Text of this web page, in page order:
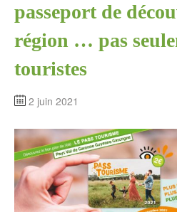
passeport de
région … pas
touristes
2 juin 2021